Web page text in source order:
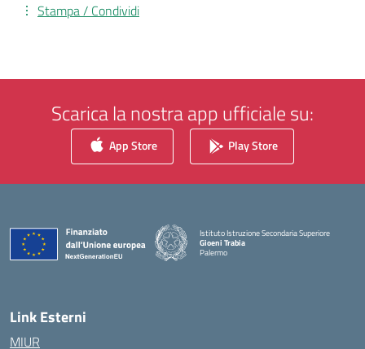
Stampa / Condividi
Scarica la nostra app ufficiale su:
App Store Play Store
Istituto Istruzione Secondaria Superiore
Gioeni Trabia
Palermo
Link Esterni
MIUR